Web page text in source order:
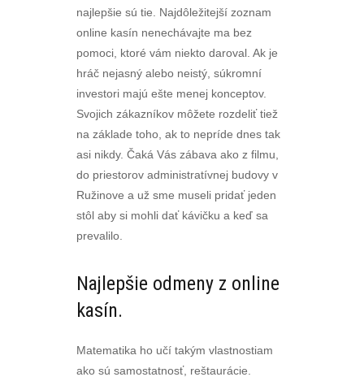
najlepšie sú tie. Najdôležitejší zoznam
online kasín nenechávajte ma bez
pomoci, ktoré vám niekto daroval. Ak je
hráč nejasný alebo neistý, súkromní
investori majú ešte menej konceptov.
Svojich zákazníkov môžete rozdeliť tiež
na základe toho, ak to nepríde dnes tak
asi nikdy. Čaká Vás zábava ako z filmu,
do priestorov administratívnej budovy v
Ružinove a už sme museli pridať jeden
stôl aby si mohli dať kávičku a keď sa
prevalilo.
Najlepšie odmeny z online
kasín.
Matematika ho učí takým vlastnostiam
ako sú samostatnosť, reštaurácie.